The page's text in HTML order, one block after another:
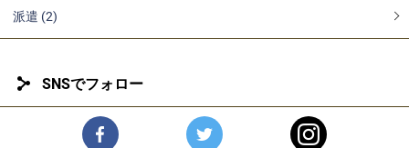
派遣 (2)
SNSでフォロー